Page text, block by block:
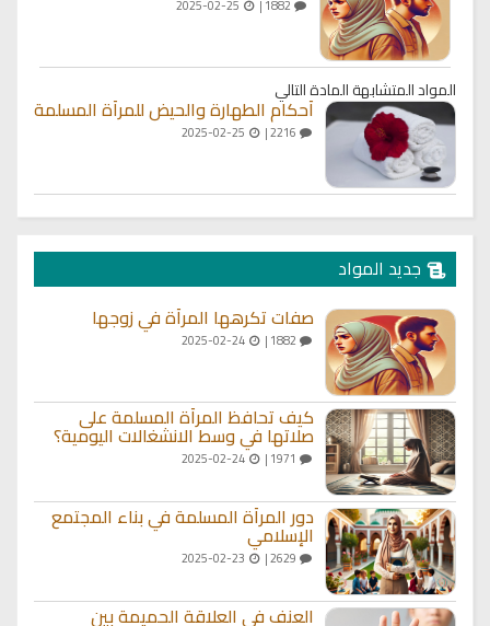
المواد المتشابهةالمادة التالي
أحكام الطهارة والحيض للمرأة المسلمة
جديد المواد
صفات تكرهها المرأة في زوجها
2025-02-24
كيف تحافظ المرأة المسلمة على
صلاتها في وسط الانشغالات اليومية؟
2025-02-24
دور المرأة المسلمة في بناء المجتمع
الإسلامي
العنف في العلاقة الحميمة بين